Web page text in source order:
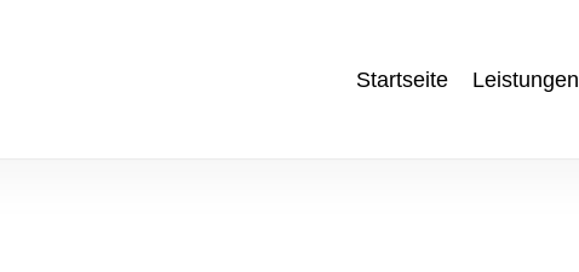
Startseite Leistungen